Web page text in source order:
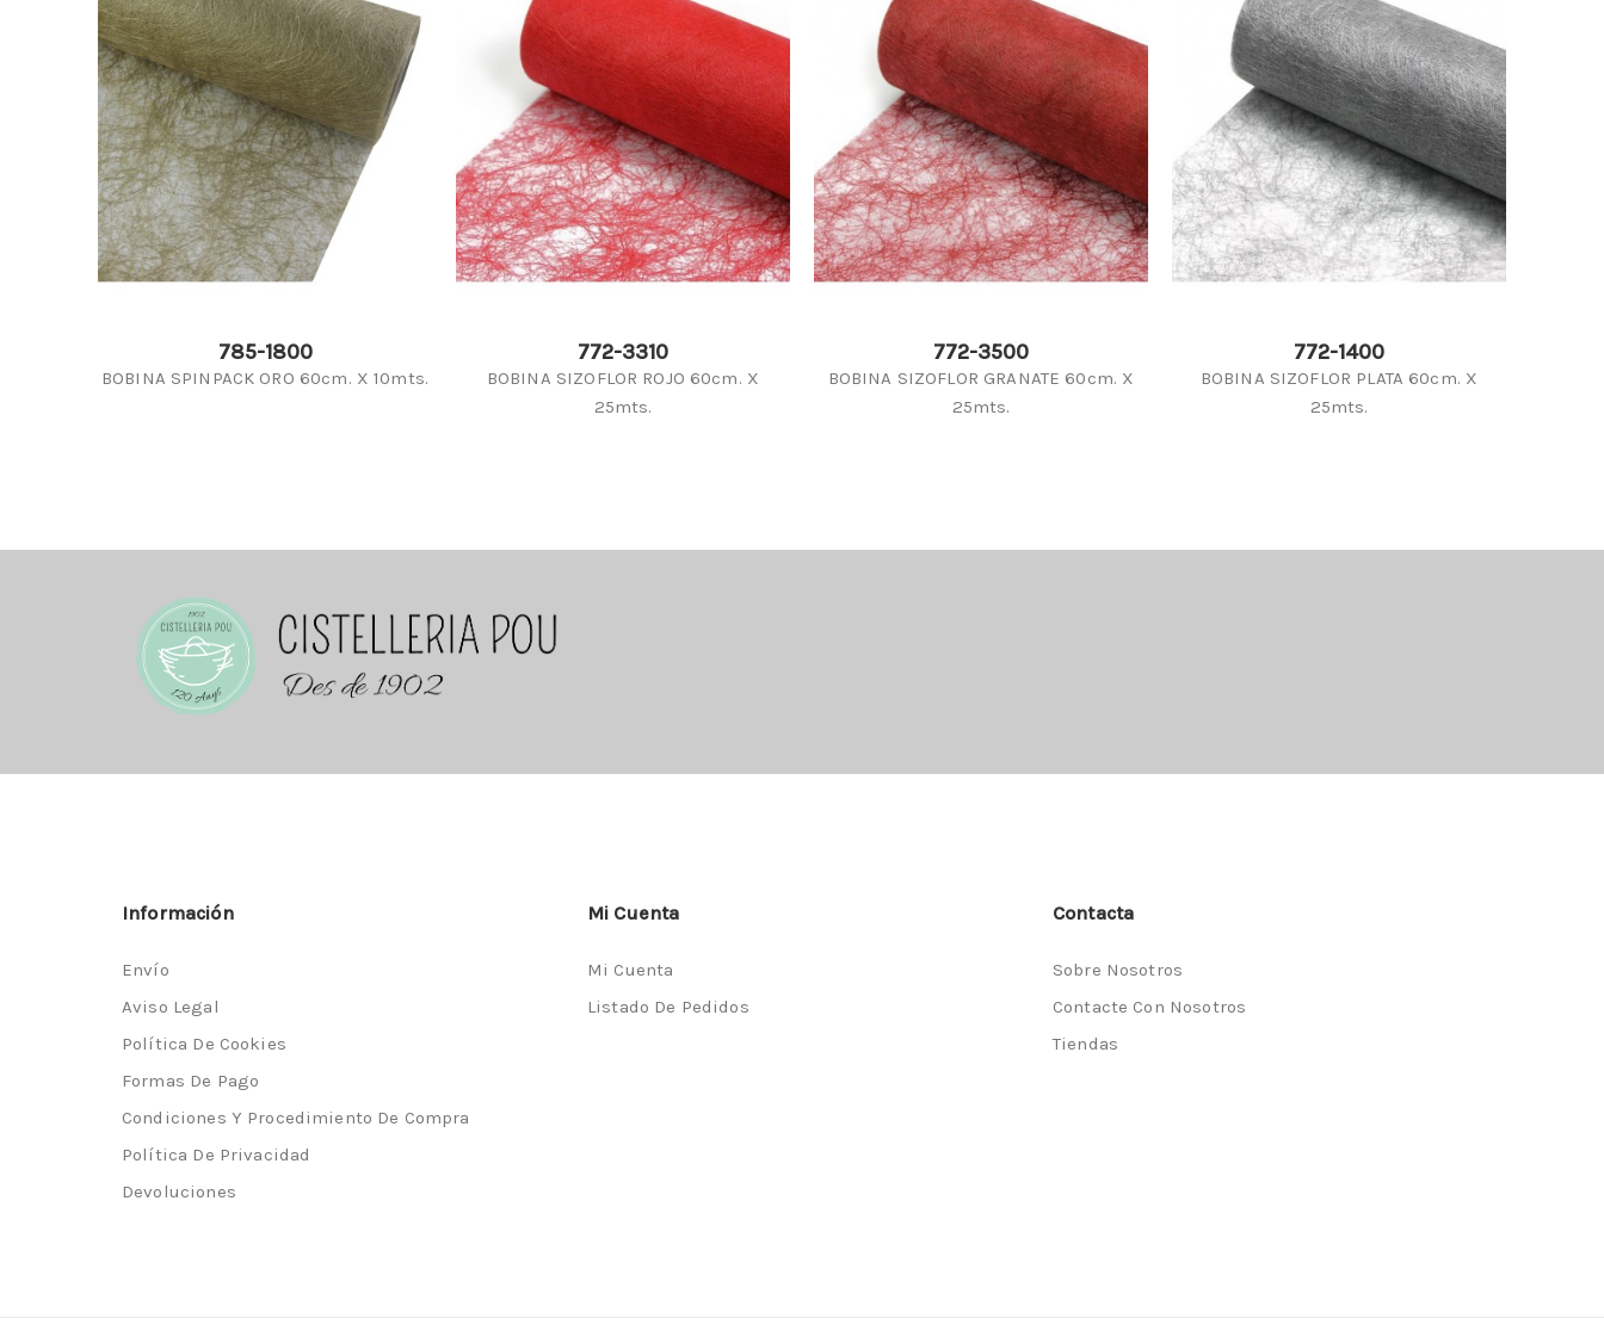
785-1800
BOBINA SPINPACK ORO 60cm. X 10mts.
772-3310
BOBINA SIZOFLOR ROJO 60cm. X
25mts.
772-3500
BOBINA SIZOFLOR GRANATE 60cm. X
25mts.
772-1400
BOBINA SIZOFLOR PLATA 60cm. X
25mts.
Información
Envío
Aviso Legal
Política De Cookies
Formas De Pago
Condiciones Y Procedimiento De Compra
Política De Privacidad
Devoluciones
Mi Cuenta
Mi Cuenta
Listado De Pedidos
Contacta
Sobre Nosotros
Contacte Con Nosotros
Tiendas